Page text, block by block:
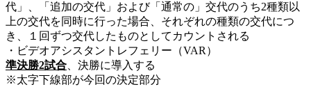
代」、「追加の交代」および「通常の」交代のうち2種類以
上の交代を同時に行った場合、それぞれの種類の交代につ
き、１回ずつ交代したものとしてカウントされる
・ビデオアシスタントレフェリー（VAR）
準決勝2試合 、決勝に導入する
※太字下線部が今回の決定部分